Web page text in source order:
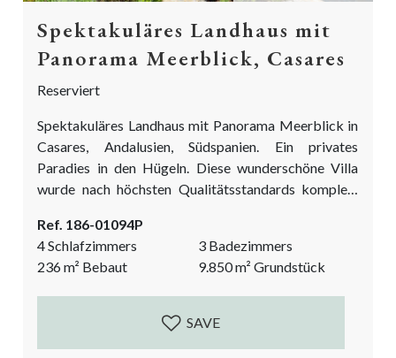
Spektakuläres Landhaus mit
Panorama Meerblick, Casares
Reserviert
Spektakuläres Landhaus mit Panorama Meerblick in
Casares, Andalusien, Südspanien. Ein privates
Paradies in den Hügeln. Diese wunderschöne Villa
wurde nach höchsten Qualitätsstandards komplett
angelegten Garten. Alle Arbeiten wurden zwischen
2022 und 2023 abgeschlossen. Ein unerwarteter
Bonus ist ein malerisches Studio/Atelier mitten im
Wald. Dieses fantastische Landgut ist ein absolutes
Muss, wenn Sie ein modernes, in der Natur gelegenes
Haus mit Panoramablick auf das Meer...
Ref. 186-01094P
4 Schlafzimmers
3 Badezimmers
236m² Bebaut 9.850m² Grundstück
SAVE